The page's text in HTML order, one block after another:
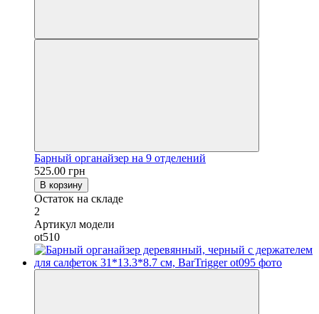
Барный органайзер на 9 отделений
525.00 грн
В корзину
Остаток на складе
2
Артикул модели
ot510